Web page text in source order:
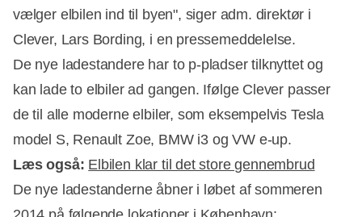
vælger elbilen ind til byen", siger adm. direktør i
Clever, Lars Bording, i en pressemeddelelse.
De nye ladestandere har to p-pladser tilknyttet og
kan lade to elbiler ad gangen. Ifølge Clever passer
de til alle moderne elbiler, som eksempelvis Tesla
model S, Renault Zoe, BMW i3 og VW e-up.
Læs også: Elbilen klar til det store gennembrud
De nye ladestanderne åbner i løbet af sommeren